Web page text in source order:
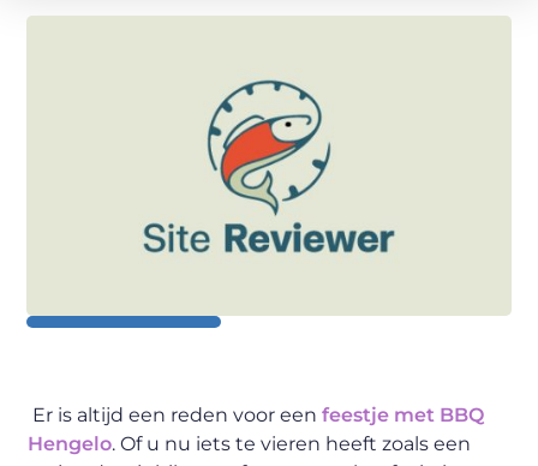
Er is altijd een reden voor eenfeestje met BBQ
Hengelo. Of u nu iets te vieren heeft zoals een